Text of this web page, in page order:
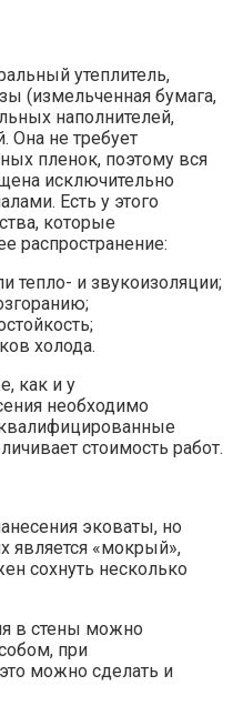
утеплитель,
(измельченная бумага,
наполнителей,
Она не требует
пленок, поэтому вся
исключительно
Есть у этого
которые
распространение:
тепло- и звукоизоляции;
холода.
как и у
необходимо
стоимость работ.
эковаты, но
является «мокрый»,
сохнуть несколько
в стены можно
при
можно сделать и